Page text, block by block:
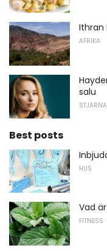
Ithran
AFRIKA
salu
STJÄRNA
Best posts
HUS
Vad
FITNESS